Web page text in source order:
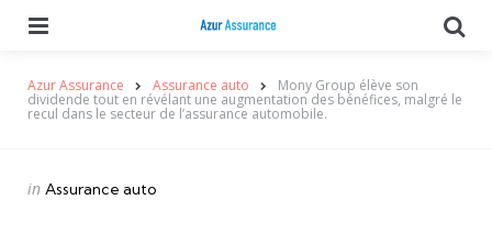
Azur Assurance Assurance auto Mony Group élève son
dividende tout en révélant une augmentation des bénéfices, malgré le
recul dans le secteur de l’assurance automobile.
Categories
Posted
in Assurance auto